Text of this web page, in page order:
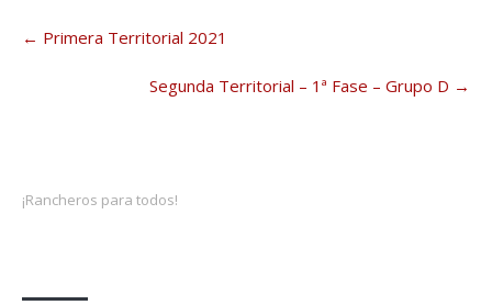
navigation
← Primera Territorial 2021
Segunda Territorial – 1ª Fase – Grupo D →
¡Rancheros para todos!